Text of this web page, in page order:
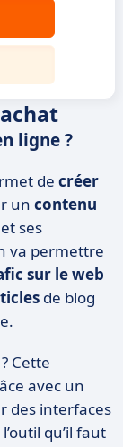
ligne ?
de créer
un contenu
ses
va permettre
sur le web
de blog
Cette
avec un
des interfaces
qu’il faut